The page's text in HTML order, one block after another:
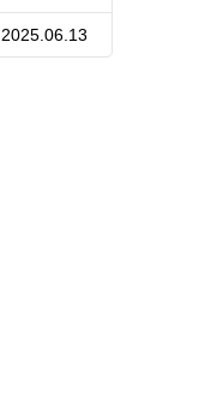
2025.06.13